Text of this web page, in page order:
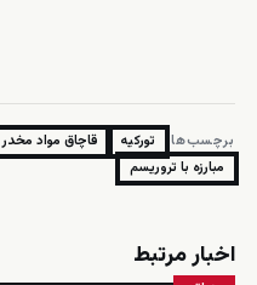
برچسب‌ها: تورکیه قاچاق مواد مخدر
مبارزه با تروریسم
اخبار مرتبط